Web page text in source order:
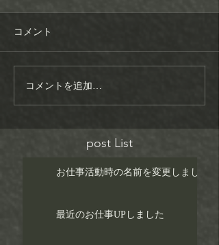
コメント
コメントを追加…
post List
お仕事活動時の名前を変更しました！
最近のお仕事UPしました